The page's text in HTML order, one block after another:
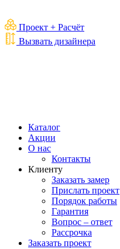
Проект + Расчёт
Вызвать дизайнера
Каталог
Акции
О нас
Контакты
Клиенту
Заказать замер
Прислать проект
Порядок работы
Гарантия
Вопрос – ответ
Рассрочка
Заказать проект